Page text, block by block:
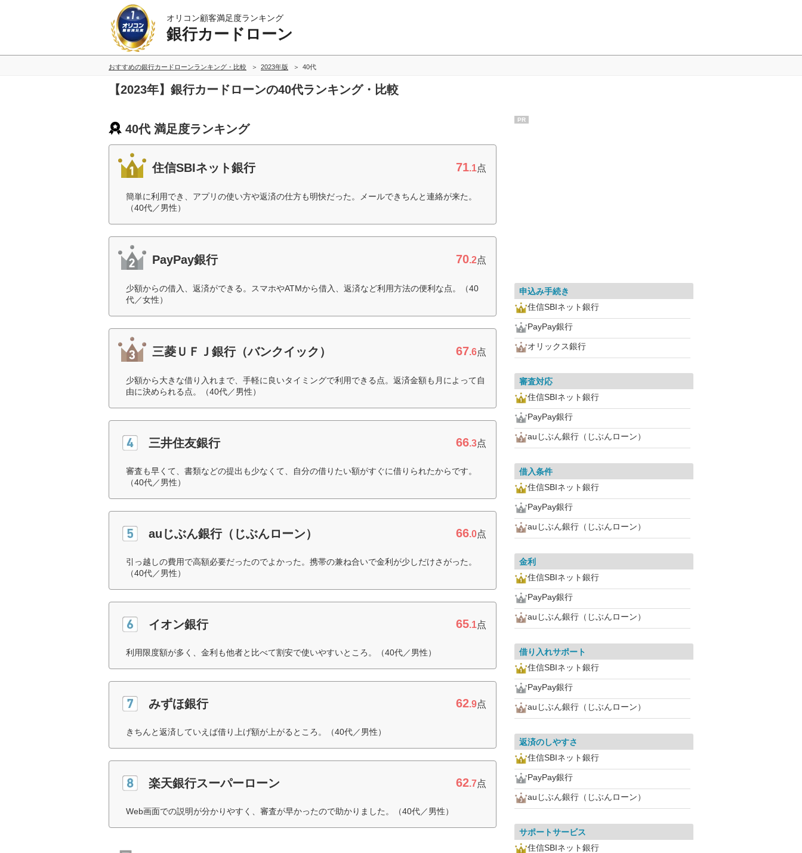
オリコン顧客満足度ランキング
銀行カードローン
おすすめの銀行カードローンランキング・比較 2023年版 40代
【2023年】銀行カードローンの40代ランキング・比較
40代 満足度ランキング
住信SBIネット銀行 71.1点
簡単に利用でき、アプリの使い方や返済の仕方も明快だった。メールできちんと連絡が来た。
（40代／男性）
PayPay銀行 70.2点
少額からの借入、返済ができる。スマホやATMから借入、返済など利用方法の便利な点。（40
代／女性）
三菱ＵＦＪ銀行（バンクイック） 67.6点
少額から大きな借り入れまで、手軽に良いタイミングで利用できる点。返済金額も月によって自
由に決められる点。（40代／男性）
三井住友銀行 66.3点
審査も早くて、書類などの提出も少なくて、自分の借りたい額がすぐに借りられたからです。
（40代／男性）
auじぶん銀行（じぶんローン） 66.0点
引っ越しの費用で高額必要だったのでよかった。携帯の兼ね合いで金利が少しだけさがった。
（40代／男性）
イオン銀行 65.1点
利用限度額が多く、金利も他者と比べて割安で使いやすいところ。（40代／男性）
みずほ銀行 62.9点
きちんと返済していえば借り上げ額が上がるところ。（40代／男性）
楽天銀行スーパーローン 62.7点
Web画面での説明が分かりやすく、審査が早かったので助かりました。（40代／男性）
PR
申込み手続き
住信SBIネット銀行
PayPay銀行
オリックス銀行
審査対応
住信SBIネット銀行
PayPay銀行
auじぶん銀行（じぶんローン）
借入条件
住信SBIネット銀行
PayPay銀行
auじぶん銀行（じぶんローン）
金利
住信SBIネット銀行
PayPay銀行
auじぶん銀行（じぶんローン）
借り入れサポート
住信SBIネット銀行
PayPay銀行
auじぶん銀行（じぶんローン）
返済のしやすさ
住信SBIネット銀行
PayPay銀行
auじぶん銀行（じぶんローン）
サポートサービス
住信SBIネット銀行